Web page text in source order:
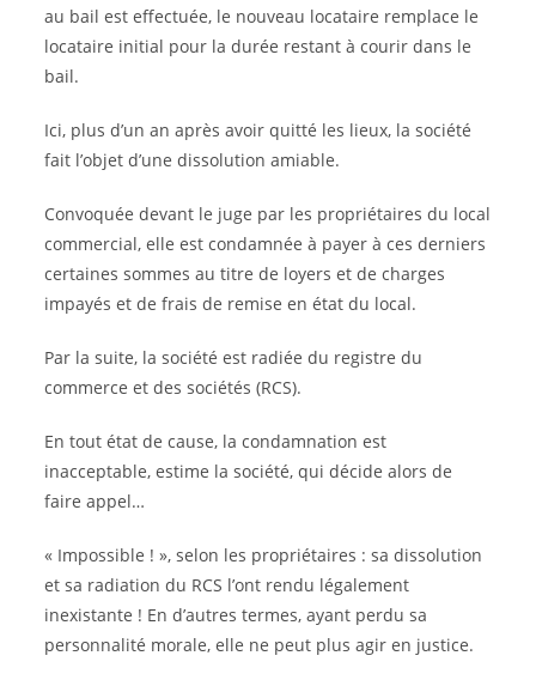
au bail est effectuée, le nouveau locataire remplace le
locataire initial pour la durée restant à courir dans le
bail.
Ici, plus d’un an après avoir quitté les lieux, la société
fait l’objet d’une dissolution amiable.
Convoquée devant le juge par les propriétaires du local
commercial, elle est condamnée à payer à ces derniers
certaines sommes au titre de loyers et de charges
impayés et de frais de remise en état du local.
Par la suite, la société est radiée du registre du
commerce et des sociétés (RCS).
En tout état de cause, la condamnation est
inacceptable, estime la société, qui décide alors de
faire appel…
« Impossible ! », selon les propriétaires : sa dissolution
et sa radiation du RCS l’ont rendu légalement
inexistante ! En d’autres termes, ayant perdu sa
personnalité morale, elle ne peut plus agir en justice.